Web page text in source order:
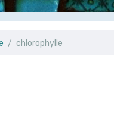
chlorophylle